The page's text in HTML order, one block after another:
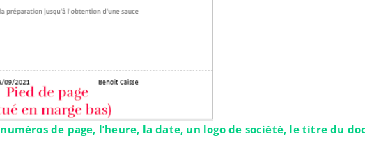
numéros de page, l’heure, la date, un logo de société, le titre du